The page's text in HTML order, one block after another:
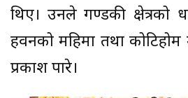
थिए। उनले गण्डकी क्षेत्रको
हवनको महिमा तथा कोटिहोम
प्रकाश पारे।